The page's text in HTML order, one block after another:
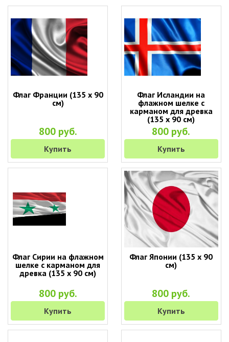
Флаг Франции (135 х 90
см)
800 руб.
Купить
Флаг Исландии на
флажном шелке с
карманом для древка
(135 х 90 см)
800 руб.
Купить
Флаг Сирии на флажном
шелке с карманом для
древка (135 х 90 см)
800 руб.
Купить
Флаг Японии (135 х 90
см)
800 руб.
Купить